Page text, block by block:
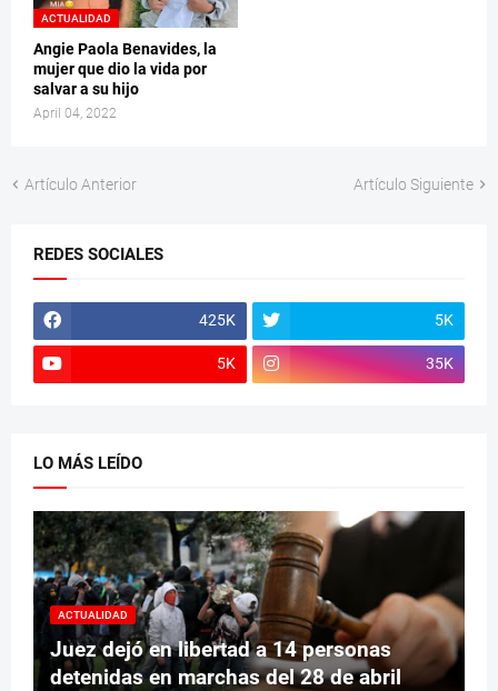
ACTUALIDAD
Angie Paola Benavides, la
mujer que dio la vida por
salvar a su hijo
April 04, 2022
Artículo Anterior Artículo Siguiente
REDES SOCIALES
425K 5K
5K 35K
LO MÁS LEÍDO
ACTUALIDAD
Juez dejó en libertad a 14 personas
detenidas en marchas del 28 de abril